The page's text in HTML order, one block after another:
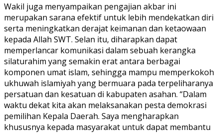
Wakil juga menyampaikan pengajian akbar ini
merupakan sarana efektif untuk lebih mendekatkan diri
serta meningkatkan derajat keimanan dan ketaowaan
kepada Allah SWT. Selan itu, diharapkan dapat
memperlancar komunikasi dalam sebuah kerangka
silaturahim yang semakin erat antara berbagai
komponen umat islam, sehingga mampu memperkokoh
ukhuwah islamiyah yang bermuara pada terpeliharanya
persatuan dan kesatuan di kabupaten asahan. “Dalam
waktu dekat kita akan melaksanakan pesta demokrasi
pemilihan Kepala Daerah. Saya mengharapkan
khususnya kepada masyarakat untuk dapat membantu